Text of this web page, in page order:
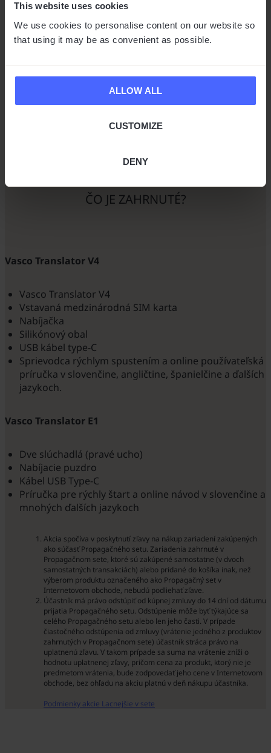
This website uses cookies
We use cookies to personalise content on our website so
that using it may be as convenient as possible.
ALLOW ALL
CUSTOMIZE
DENY
Ako to funguje?
Po výbere vhodných nastavení začnite hovoriť.
vzájomnému prerušovaniu.
ČO JE ZAHRNUTÉ?
Vasco Translator V4
Vasco Translator V4
Vstavaná medzinárodná SIM karta
Nabíjačka
Silikónový obal
USB kábel type-C
Sprievodca rýchlym spustením a online používateľská
príručka v slovenčine, angličtine, španielčine a ďalších
jazykoch.
Vasco Translator E1
Dve slúchadlá (pravé ucho)
Nabíjacie puzdro
Kábel USB Type-C
Príručka pre rýchly štart a online návod v slovenčine a
mnohých ďalších jazykoch
Akcia spočíva v poskytnutí zľavy na nákup zariadení zakúpených
ako súčasť Propagačného setu. Zariadenia zahrnuté v
Propagačnom sete, ktoré sú zakúpené samostatne (v dvoch
samostatných transakciách) alebo pridané do košíka inak, než
výberom produktu označeného ako Propagačný set v
Internetovom obchode, nebudú podliehať zľave.
Účastník má právo odstúpiť od kúpnej zmluvy do 14 dní od dátumu
prijatia Propagačného setu. Odstúpenie môže byť týkajúce sa
celého Propagačného setu alebo len jeho časti. V prípade
čiastočného odstúpenia od zmluvy (vrátenie jedného z produktov
zahrnutých v Propagačnom sete) účastník stráca právo na
uplatnenú zľavu. V takom prípade sa suma na vrátenie zníži o
hodnotu uplatnenej zľavy, pričom cena za produkt, ktorý nie je
predmetom vrátenia, bude zodpovedať jeho cene v Internetovom
obchode, bez ohľadu na akciu platnú v deň nákupu účastníka.
Podmienky akcie Lacnejšie v sete